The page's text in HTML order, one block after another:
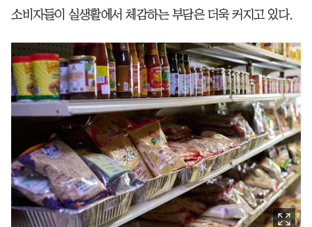
소비자들이 실생활에서 체감하는 부담은 더욱 커지고 있다.